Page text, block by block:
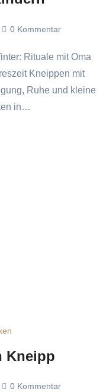
0 Kommentar
Kneippen mit
Ruhe und kleine
in…
Kneipp
0 Kommentar